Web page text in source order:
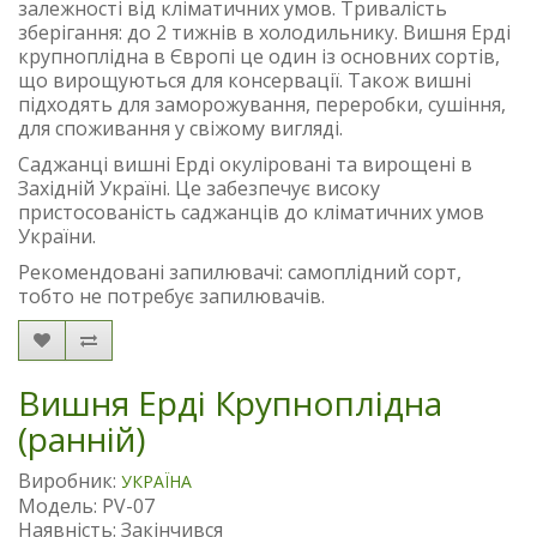
залежності від кліматичних умов. Тривалість
зберігання: до 2 тижнів в холодильнику. Вишня Ерді
крупноплідна в Європі це один із основних сортів,
що вирощуються для консервації. Також вишні
підходять для заморожування, переробки, сушіння,
для споживання у свіжому вигляді.
Саджанці вишні Ерді окуліровані та вирощені в
Західній Україні. Це забезпечує високу
пристосованість саджанців до кліматичних умов
України.
Рекомендовані запилювачі: самоплідний сорт,
тобто не потребує запилювачів.
Вишня Ерді Крупноплідна
(ранній)
Виробник: УКРАЇНА
Модель: PV-07
Наявність: Закінчився